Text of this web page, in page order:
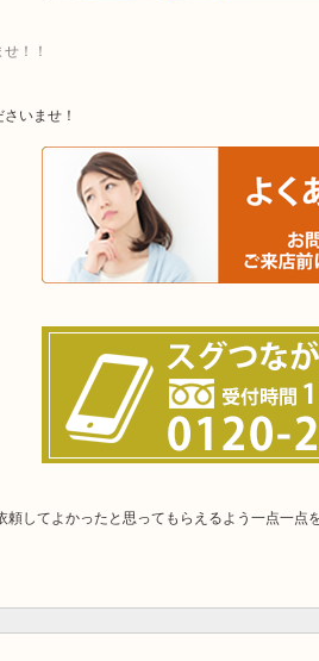
！！
いませ！
してよかったと思ってもらえるよう一点一点